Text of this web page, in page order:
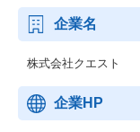
企業名
株式会社クエスト
企業HP